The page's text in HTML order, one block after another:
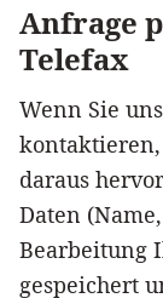
Anfrage
Telefax
Wenn Sie
daraus
Daten
Bearbeitung
gespeichert